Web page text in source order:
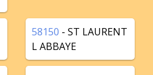
58150 - ST LAURENT
L ABBAYE